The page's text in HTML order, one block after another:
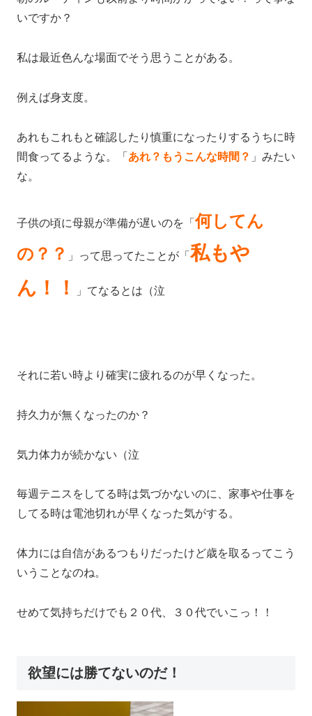
いですか？
私は最近色んな場面でそう思うことがある。
例えば身支度。
あれもこれもと確認したり慎重になったりするうちに時
間食ってるような。「 あれ？もうこんな時間？ 」みたい
な。
子供の頃に母親が準備が遅いのを「何してん
の？？
」って思ってたことが「 私もや
ん！！
」てなるとは（泣
それに若い時より確実に疲れるのが早くなった。
持久力が無くなったのか？
気力体力が続かない（泣
毎週テニスをしてる時は気づかないのに、家事や仕事を
してる時は電池切れが早くなった気がする。
体力には自信があるつもりだったけど歳を取るってこう
いうことなのね。
せめて気持ちだけでも２０代、３０代でいこっ！！
欲望には勝てないのだ！